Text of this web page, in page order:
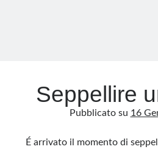
Seppellire
Pubblicato su 16
É arrivato il momento di